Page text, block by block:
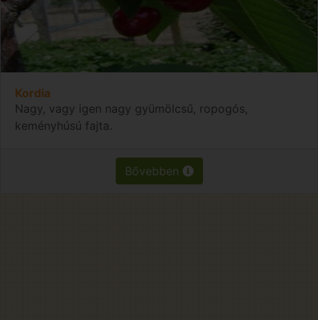
Kordia
Nagy, vagy igen nagy gyümölcsű, ropogós,
keményhúsú fajta.
Bővebben